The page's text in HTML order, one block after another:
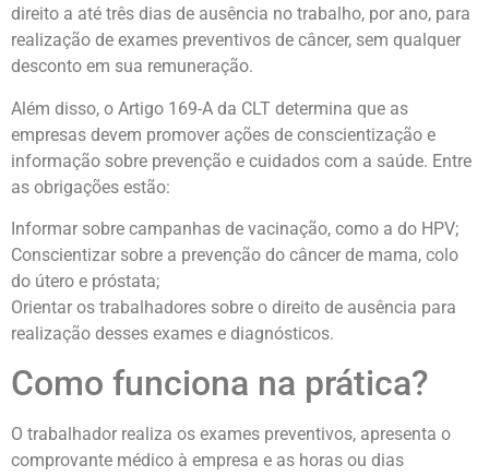
direito a até três dias de ausência no trabalho, por ano, para
realização de exames preventivos de câncer, sem qualquer
desconto em sua remuneração.
Além disso, o Artigo 169-A da CLT determina que as
empresas devem promover ações de conscientização e
informação sobre prevenção e cuidados com a saúde. Entre
as obrigações estão:
Informar sobre campanhas de vacinação, como a do HPV;
Conscientizar sobre a prevenção do câncer de mama, colo
do útero e próstata;
Orientar os trabalhadores sobre o direito de ausência para
realização desses exames e diagnósticos.
Como funciona na prática?
O trabalhador realiza os exames preventivos, apresenta o
comprovante médico à empresa e as horas ou dias